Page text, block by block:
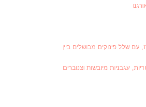
עם שלל פינוקים מבושלים ביין
עגבניות מיובשות וצנוברים